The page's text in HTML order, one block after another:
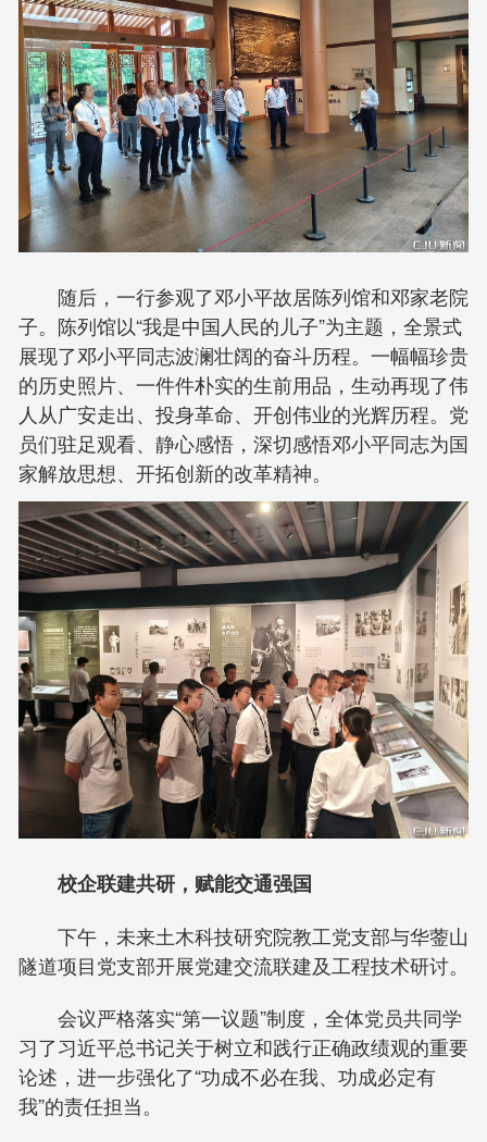
随后，一行参观了邓小平故居陈列馆和邓家老院
子。陈列馆以“我是中国人民的儿子”为主题，全景式
展现了邓小平同志波澜壮阔的奋斗历程。一幅幅珍贵
的历史照片、一件件朴实的生前用品，生动再现了伟
人从广安走出、投身革命、开创伟业的光辉历程。党
员们驻足观看、静心感悟，深切感悟邓小平同志为国
家解放思想、开拓创新的改革精神。
校企联建共研，赋能交通强国
下午，未来土木科技研究院教工党支部与华蓥山
隧道项目党支部开展党建交流联建及工程技术研讨。
会议严格落实“第一议题”制度，全体党员共同学
习了习近平总书记关于树立和践行正确政绩观的重要
论述，进一步强化了“功成不必在我、功成必定有
我”的责任担当。